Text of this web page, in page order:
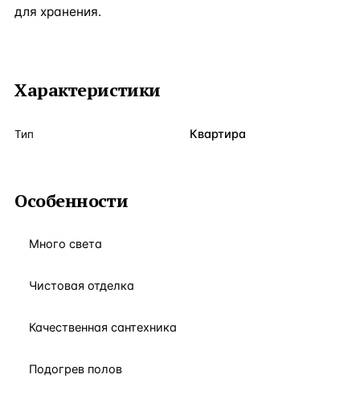
для хранения.
Характеристики
Тип Квартира
Особенности
Много света
Чистовая отделка
Качественная сантехника
Подогрев полов